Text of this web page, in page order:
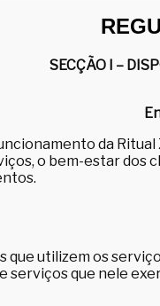
SECÇÃO I –
da Ritual
o bem-estar dos
utilizem os
serviços que nele